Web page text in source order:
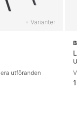
+ Varianter
utföranden